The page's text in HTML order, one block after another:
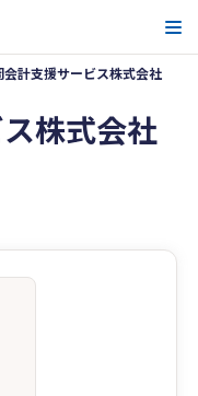
会計支援サービス株式会社
株式会社